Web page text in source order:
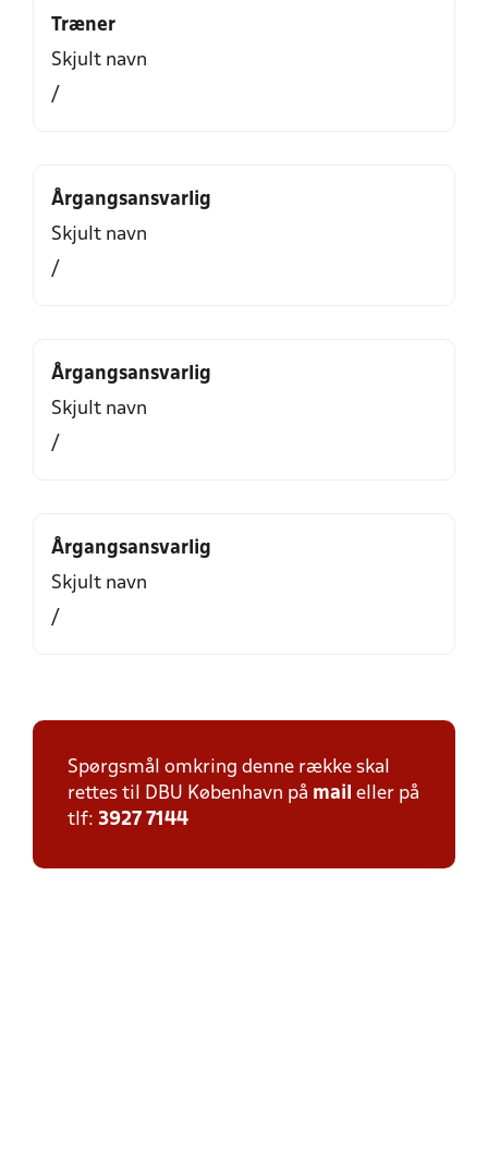
Træner
Skjult navn
/
Årgangsansvarlig
Skjult navn
/
Årgangsansvarlig
Skjult navn
/
Årgangsansvarlig
Skjult navn
/
Spørgsmål omkring denne række skal
rettes til DBU København på mail eller på
tlf: 3927 7144